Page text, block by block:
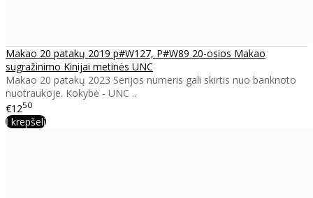
Makao 20 patakų 2019 p#W127, P#W89 20-osios Makao
sugražinimo Kinijai metinės UNC
Makao 20 patakų 2023 Serijos numeris gali skirtis nuo banknoto
nuotraukoje. Kokybė - UNC ..
€1250
Į krepšelį